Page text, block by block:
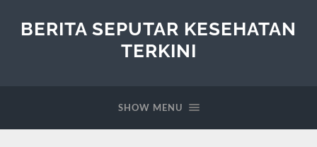
BERITA SEPUTAR KESEHATAN
TERKINI
SHOW MENU